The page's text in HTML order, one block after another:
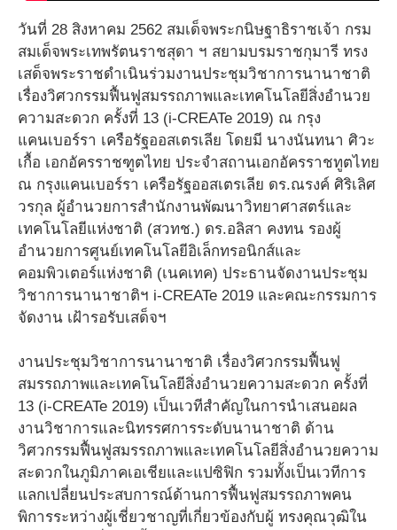
วันที่ 28 สิงหาคม 2562 สมเด็จพระกนิษฐาธิราชเจ้า กรม
สมเด็จพระเทพรัตนราชสุดา ฯ สยามบรมราชกุมารี ทรง
เสด็จพระราชดำเนินร่วมงานประชุมวิชาการนานาชาติ
เรื่องวิศวกรรมฟื้นฟูสมรรถภาพและเทคโนโลยีสิ่งอำนวย
ความสะดวก ครั้งที่ 13 (i-CREATe 2019) ณ กรุง
แคนเบอร์รา เครือรัฐออสเตรเลีย โดยมี นางนันทนา ศิวะ
เกื้อ เอกอัครราชฑูตไทย ประจำสถานเอกอัครราชทูตไทย
ณ กรุงแคนเบอร์รา เครือรัฐออสเตรเลีย ดร.ณรงค์ ศิริเลิศ
วรกุล ผู้อำนวยการสำนักงานพัฒนาวิทยาศาสตร์และ
เทคโนโลยีแห่งชาติ (สวทช.) ดร.อลิสา คงทน รองผู้
อำนวยการศูนย์เทคโนโลยีอิเล็กทรอนิกส์และ
คอมพิวเตอร์แห่งชาติ (เนคเทค) ประธานจัดงานประชุม
วิชาการนานาชาติฯ i-CREATe 2019 และคณะกรรมการ
จัดงาน เฝ้ารอรับเสด็จฯ
งานประชุมวิชาการนานาชาติ เรื่องวิศวกรรมฟื้นฟู
สมรรถภาพและเทคโนโลยีสิ่งอำนวยความสะดวก ครั้งที่
13 (i-CREATe 2019) เป็นเวทีสำคัญในการนำเสนอผล
งานวิชาการและนิทรรศการระดับนานาชาติ ด้าน
วิศวกรรมฟื้นฟูสมรรถภาพและเทคโนโลยีสิ่งอำนวยความ
สะดวกในภูมิภาคเอเชียและแปซิฟิก รวมทั้งเป็นเวทีการ
แลกเปลี่ยนประสบการณ์ด้านการฟื้นฟูสมรรถภาพคน
พิการระหว่างผู้เชี่ยวชาญที่เกี่ยวข้องกับผู้ ทรงคุณวุฒิใน